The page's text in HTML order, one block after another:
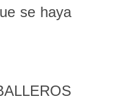
se haya